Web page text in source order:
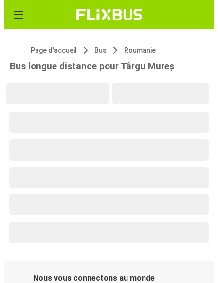
Page d'accueil Bus Roumanie
Bus longue distance pour Târgu Mureș
Nous vous connectons au monde